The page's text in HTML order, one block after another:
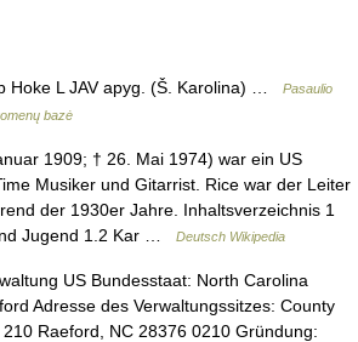
Hoke L JAV apyg. (Š. Karolina) …
Pasaulio
bazė
1909; † 26. Mai 1974) war ein US
Musiker und Gitarrist. Rice war der Leiter
der 1930er Jahre. Inhaltsverzeichnis 1
Jugend 1.2 Kar …
Deutsch Wikipedia
US Bundesstaat: North Carolina
Adresse des Verwaltungssitzes: County
Raeford, NC 28376 0210 Gründung: